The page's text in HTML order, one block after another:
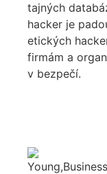
tajných
hacker je
etických
firmám a
v bezpečí.